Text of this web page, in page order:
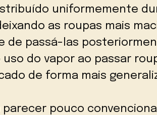
uniformemente
as roupas mais
de passá-las
do vapor ao passar
de forma mais
parecer pouco